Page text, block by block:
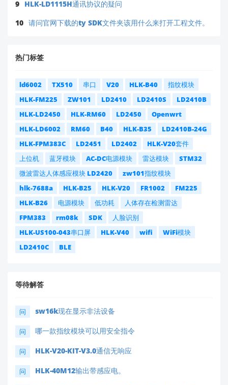
9 HLK-LD1115H通讯协议的疑问
10 请问官网下载的ty SDK文件夹该用什么来打开工程文件。
热门标签
ld6002 TX510 串口 V20 HLK-B40
指纹模块
HLK-FM225
ZW101 LD2410 LD2410S
LD2410B
HLK-LD2450
HLK-RM60 LD2450
Openwrt
HLK-LD6002
RM60 B40 HLK-B35
LD2410B-24G
HLK-FPM383C
LD2451 LD2402
HLK-V20套件
上位机
蓝牙模块 AC-DC电源模块 雷达模块
STM32
微波雷达人体感应模块 LD2420
zw101指纹模块
hlk-7688a
HLK-B25 HLK-V20 FR1002
FM225
HLK-B26
电源模块 低功耗
人体存在检测雷达
FPM383
rm08k SDK
人脸识别
HLK-US100-043串口屏
HLK-V40 wifi
WiFi模块
LD2410C
BLE
等待解答
问 sw16k现在显示非法设备
问 哪一款指纹模块可以用安全指令
问 HLK-V20-KIT-V3.0通信无响应
问 HLK-40M12输出带感应电。